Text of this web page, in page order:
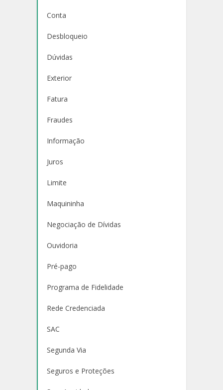
Conta
Desbloqueio
Dúvidas
Exterior
Fatura
Fraudes
Informação
Juros
Limite
Maquininha
Negociação de Dívidas
Ouvidoria
Pré-pago
Programa de Fidelidade
Rede Credenciada
SAC
Segunda Via
Seguros e Proteções